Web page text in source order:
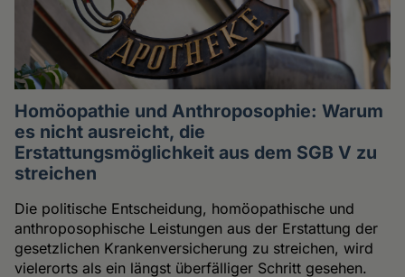
Homöopathie und Anthroposophie: Warum
es nicht ausreicht, die
Erstattungsmöglichkeit aus dem SGB V zu
streichen
Die politische Entscheidung, homöopathische und
anthroposophische Leistungen aus der Erstattung der
gesetzlichen Krankenversicherung zu streichen, wird
vielerorts als ein längst überfälliger Schritt gesehen.